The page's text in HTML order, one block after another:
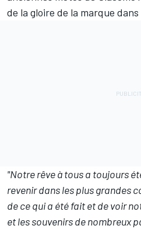
de la gloire de la marque
"Notre rêve à tous a toujours
revenir dans les plus grandes
de ce qui a été fait et de voir
et les souvenirs de nombreux